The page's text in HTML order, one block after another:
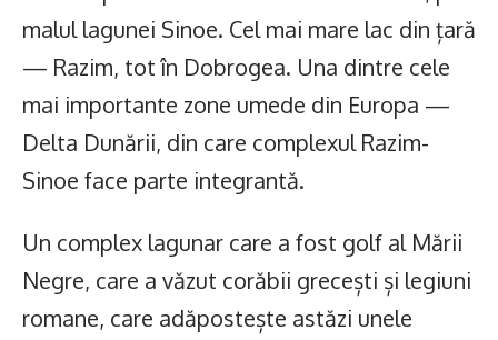
malul lagunei Sinoe. Cel mai mare lac din țară
— Razim, tot în Dobrogea. Una dintre cele
mai importante zone umede din Europa —
Delta Dunării, din care complexul Razim-
Sinoe face parte integrantă.
Un complex lagunar care a fost golf al Mării
Negre, care a văzut corăbii grecești și legiuni
romane, care adăpostește astăzi unele